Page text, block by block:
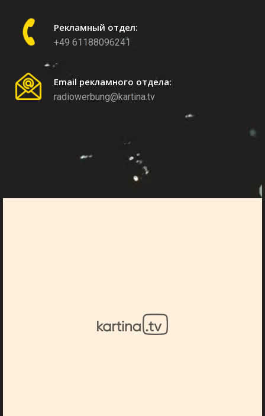
Рекламный отдел:
+49 61188096241
Email рекламного отдела:
radiowerbung@kartina.tv